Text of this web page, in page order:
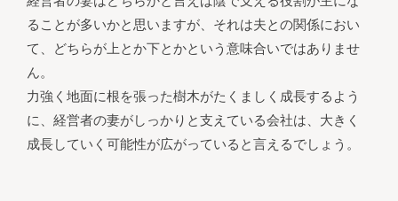
ることが多いかと思いますが、それは夫との関係におい
て、どちらが上とか下とかという意味合いではありませ
ん。
力強く地面に根を張った樹木がたくましく成長するよう
に、経営者の妻がしっかりと支えている会社は、大きく
成長していく可能性が広がっていると言えるでしょう。